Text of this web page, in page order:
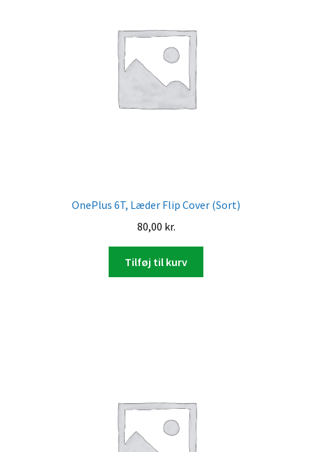
OnePlus 6T, Læder Flip Cover (Sort)
80,00 kr.
Tilføj til kurv